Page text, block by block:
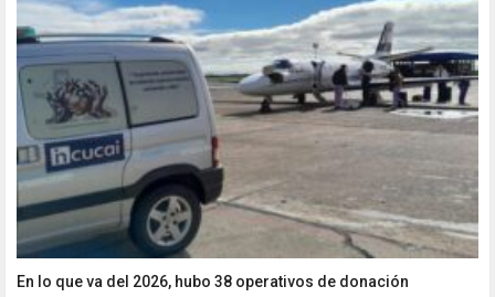
En lo que va del 2026, hubo 38 operativos de donación